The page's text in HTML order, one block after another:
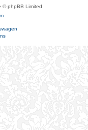
© phpBB Limited